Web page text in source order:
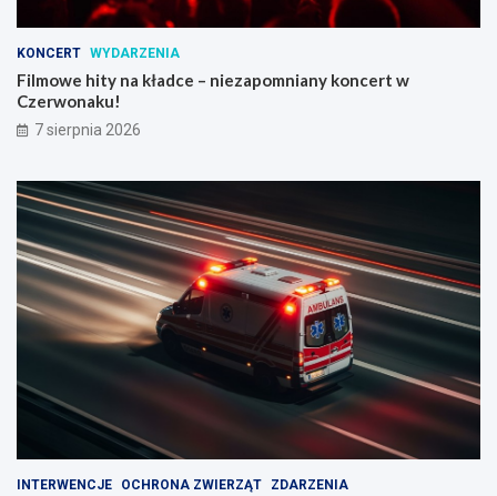
KONCERT WYDARZENIA
Filmowe hity na kładce – niezapomniany koncert w
Czerwonaku!
7 sierpnia 2026
INTERWENCJE OCHRONA ZWIERZĄT ZDARZENIA